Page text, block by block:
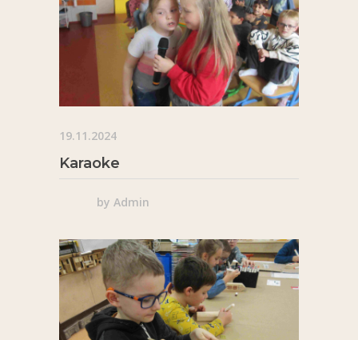
19.11.2024
Karaoke
by Admin